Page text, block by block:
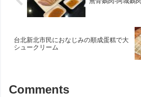
台北新北市民におなじみの順成蛋糕で大
シュークリーム
Comments